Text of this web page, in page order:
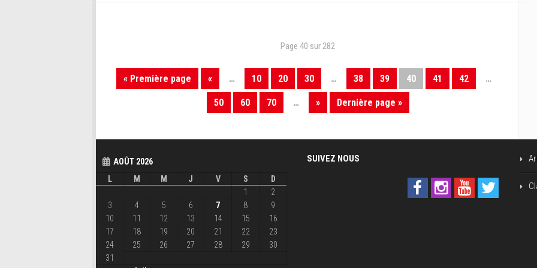
Page 40 sur 282
« Première page « … 10 20 30 … 38 39 40 41 42 …
50 60 70 … » Dernière page »
AOÛT 2026
L
M M J V S D
1
2
3
4 5 6 7 8
9
10
11 12 13 14 15
16
17
18 19 20 21 22
23
24
25 26 27 28 29
30
31
SUIVEZ NOUS